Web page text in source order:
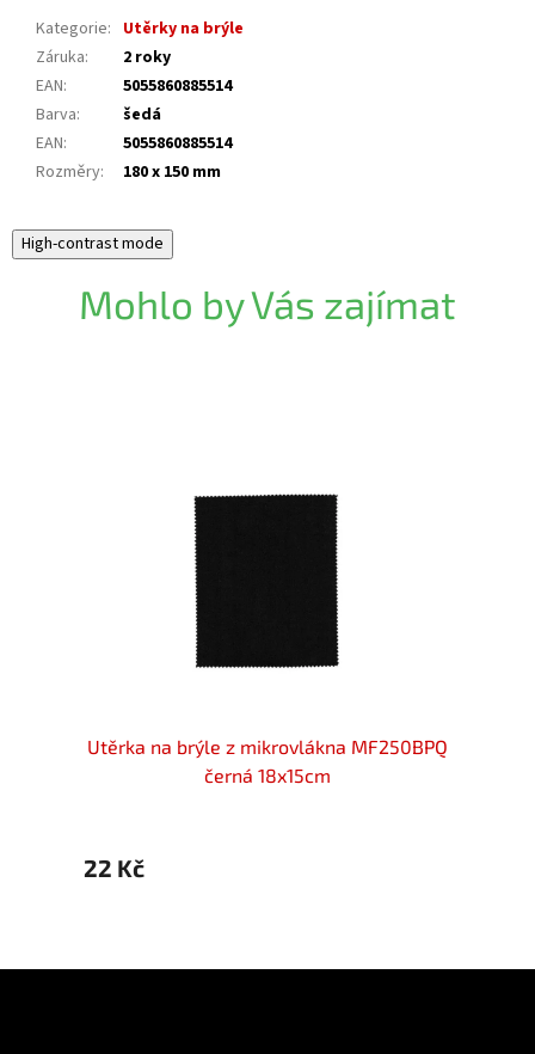
Kategorie: Utěrky na brýle
Záruka:
2 roky
EAN:
5055860885514
Barva:
šedá
EAN:
5055860885514
Rozměry: 180 x 150 mm
High-contrast mode
Mohlo by Vás zajímat
Utěrka na brýle z mikrovlákna MF250BPQ
černá 18x15cm
22 Kč